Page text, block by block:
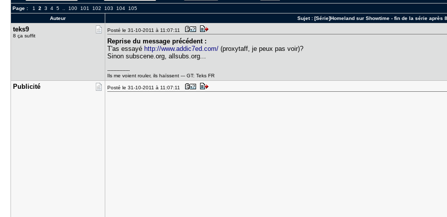
Page : 1 2 3 4 5 100 101 102 103 104 105
Auteur
Sujet :[Série]Homeland sur Showtime - fin de la série après
teks9
8 ça suffit
Posté le 31-10-2011 à 11:07:11
Reprise du message précédent :
T'as essayé http://www.addic7ed.com/ (proxytaff, je peux pas voir)?
Sinon subscene.org, allsubs.org...
---------------
Ils me voient rouler, ils haïssent --- GT: Teks FR
Publicité Posté le 31-10-2011 à 11:07:11